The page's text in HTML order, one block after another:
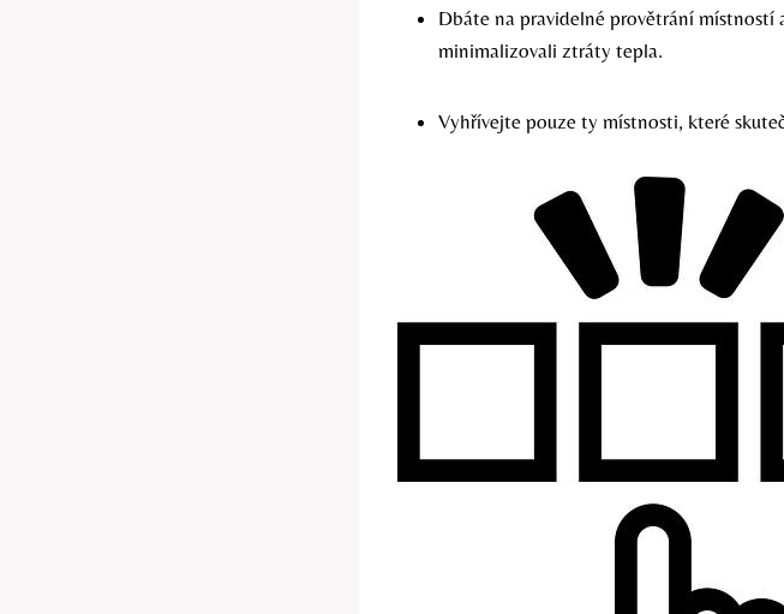
Dbáte na pravidelné provětrání
minimalizovali ztráty tepla.
Vyhřívejte pouze ty místnosti, které